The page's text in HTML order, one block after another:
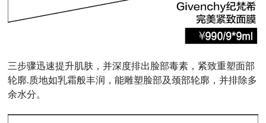
三步骤迅速提升肌肤，并深度排出脸部毒素，紧致重塑面部
轮廓.质地如乳霜般丰润，能雕塑脸部及颈部轮廓，并排除多
余水分。